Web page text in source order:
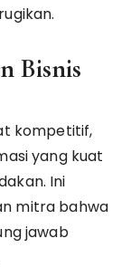
Bisnis
kompetitif,
yang kuat
Ini
mitra bahwa
jawab